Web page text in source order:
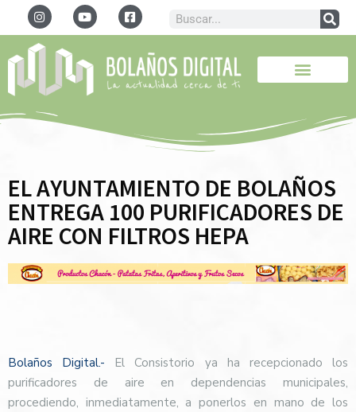
EL AYUNTAMIENTO DE BOLAÑOS
ENTREGA 100 PURIFICADORES DE
AIRE CON FILTROS HEPA
Bolaños Digital.-
El Consistorio ya ha recepcionado los
purificadores de aire en dependencias municipales,
procediendo, inmediatamente, a ponerlos en mano de los